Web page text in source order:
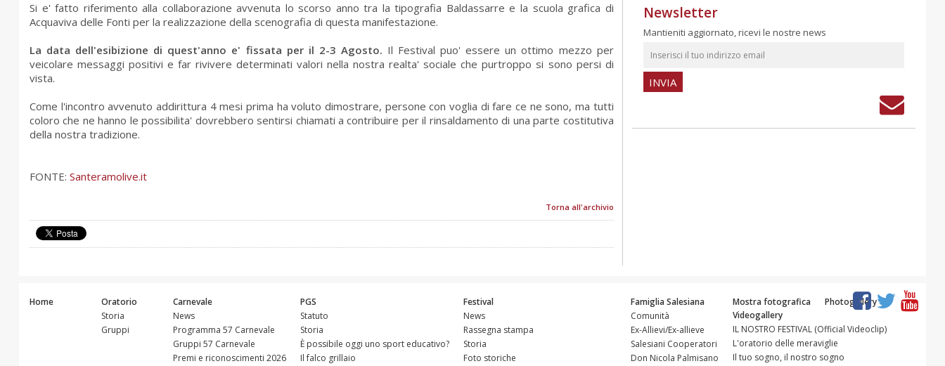
Si e' fatto riferimento alla collaborazione avvenuta lo scorso anno tra la tipografia Baldassarre e la scuola grafica di
Acquaviva delle Fonti per la realizzazione della scenografia di questa manifestazione.
La data dell'esibizione di quest'anno e' fissata per il 2-3 Agosto. Il Festival puo' essere un ottimo mezzo per
veicolare messaggi positivi e far rivivere determinati valori nella nostra realta' sociale che purtroppo si sono persi di
vista.
Come l'incontro avvenuto addirittura 4 mesi prima ha voluto dimostrare, persone con voglia di fare ce ne sono, ma tutti
coloro che ne hanno le possibilita' dovrebbero sentirsi chiamati a contribuire per il rinsaldamento di una parte costitutiva
della nostra tradizione.
FONTE: Santeramolive.it
Torna all'archivio
Newsletter
Mantieniti aggiornato, ricevi le nostre news
Home
Oratorio
Storia
Gruppi
Carnevale
News
Programma 57 Carnevale
Gruppi 57 Carnevale
Premi e riconoscimenti 2026
PGS
Statuto
Storia
È possibile oggi uno sport educativo?
Il falco grillaio
Festival
News
Rassegna stampa
Storia
Foto storiche
Famiglia Salesiana
Comunità
Ex-Allievi/Ex-allieve
Salesiani Cooperatori
Don Nicola Palmisano
Mostra fotografica
Photogallery
Videogallery
IL NOSTRO FESTIVAL (Official Videoclip)
L'oratorio delle meraviglie
Il tuo sogno, il nostro sogno